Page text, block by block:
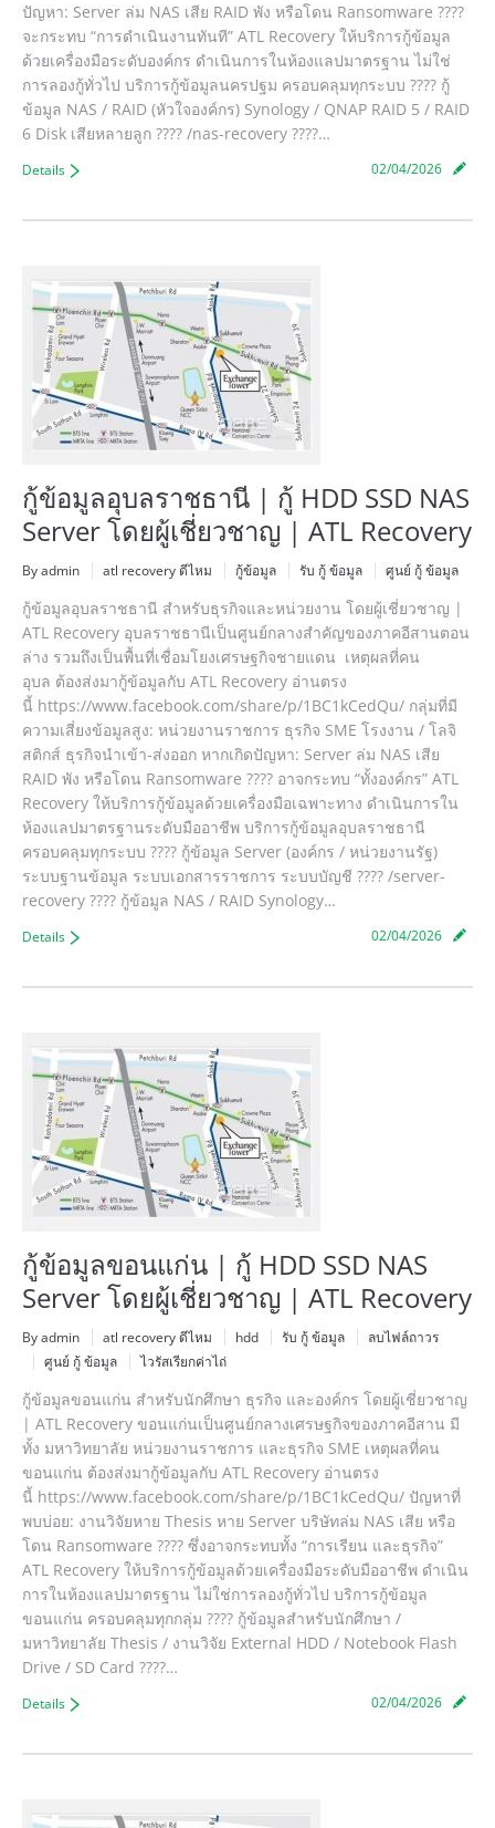
ปัญหา: Server ล่ม NAS เสีย RAID พัง หรือโดน Ransomware ????
จะกระทบ “การดำเนินงานทันที” ATL Recovery ให้บริการกู้ข้อมูล
ด้วยเครื่องมือระดับองค์กร ดำเนินการในห้องแลปมาตรฐาน ไม่ใช่
การลองกู้ทั่วไป บริการกู้ข้อมูลนครปฐม ครอบคลุมทุกระบบ ???? กู้
ข้อมูล NAS / RAID (หัวใจองค์กร) Synology / QNAP RAID 5 / RAID
6 Disk เสียหลายลูก ???? /nas-recovery ????…
02/04/2026
Details
กู้ข้อมูลอุบลราชธานี | กู้ HDD SSD NAS
Server โดยผู้เชี่ยวชาญ | ATL Recovery
By admin atl recovery ดีไหม กู้ข้อมูล รับ กู้ ข้อมูล ศูนย์ กู้ ข้อมูล
กู้ข้อมูลอุบลราชธานี สำหรับธุรกิจและหน่วยงาน โดยผู้เชี่ยวชาญ |
ATL Recovery อุบลราชธานีเป็นศูนย์กลางสำคัญของภาคอีสานตอน
ล่าง รวมถึงเป็นพื้นที่เชื่อมโยงเศรษฐกิจชายแดน เหตุผลที่คน
อุบล ต้องส่งมากู้ข้อมูลกับ ATL Recovery อ่านตรง
นี้ https://www.facebook.com/share/p/1BC1kCedQu/ กลุ่มที่มี
ความเสี่ยงข้อมูลสูง: หน่วยงานราชการ ธุรกิจ SME โรงงาน / โลจิ
สติกส์ ธุรกิจนำเข้า-ส่งออก หากเกิดปัญหา: Server ล่ม NAS เสีย
RAID พัง หรือโดน Ransomware ???? อาจกระทบ “ทั้งองค์กร” ATL
Recovery ให้บริการกู้ข้อมูลด้วยเครื่องมือเฉพาะทาง ดำเนินการใน
ห้องแลปมาตรฐานระดับมืออาชีพ บริการกู้ข้อมูลอุบลราชธานี
ครอบคลุมทุกระบบ ???? กู้ข้อมูล Server (องค์กร / หน่วยงานรัฐ)
ระบบฐานข้อมูล ระบบเอกสารราชการ ระบบบัญชี ???? /server-
recovery ???? กู้ข้อมูล NAS / RAID Synology…
02/04/2026
Details
กู้ข้อมูลขอนแก่น | กู้ HDD SSD NAS
Server โดยผู้เชี่ยวชาญ | ATL Recovery
By admin atl recovery ดีไหม hdd รับ กู้ ข้อมูล
ลบไฟล์ถาวร
ศูนย์ กู้ ข้อมูล
ไวรัสเรียกค่าไถ่
กู้ข้อมูลขอนแก่น สำหรับนักศึกษา ธุรกิจ และองค์กร โดยผู้เชี่ยวชาญ
| ATL Recovery ขอนแก่นเป็นศูนย์กลางเศรษฐกิจของภาคอีสาน มี
ทั้ง มหาวิทยาลัย หน่วยงานราชการ และธุรกิจ SME เหตุผลที่คน
ขอนแก่น ต้องส่งมากู้ข้อมูลกับ ATL Recovery อ่านตรง
นี้ https://www.facebook.com/share/p/1BC1kCedQu/ ปัญหาที่
พบบ่อย: งานวิจัยหาย Thesis หาย Server บริษัทล่ม NAS เสีย หรือ
โดน Ransomware ???? ซึ่งอาจกระทบทั้ง “การเรียน และธุรกิจ”
ATL Recovery ให้บริการกู้ข้อมูลด้วยเครื่องมือระดับมืออาชีพ ดำเนิน
การในห้องแลปมาตรฐาน ไม่ใช่การลองกู้ทั่วไป บริการกู้ข้อมูล
ขอนแก่น ครอบคลุมทุกกลุ่ม ???? กู้ข้อมูลสำหรับนักศึกษา /
มหาวิทยาลัย Thesis / งานวิจัย External HDD / Notebook Flash
Drive / SD Card ????…
02/04/2026
Details